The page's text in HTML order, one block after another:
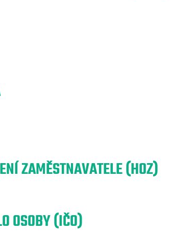
ZAMĚSTNAVATELE (HOZ)
OSOBY (IČO)